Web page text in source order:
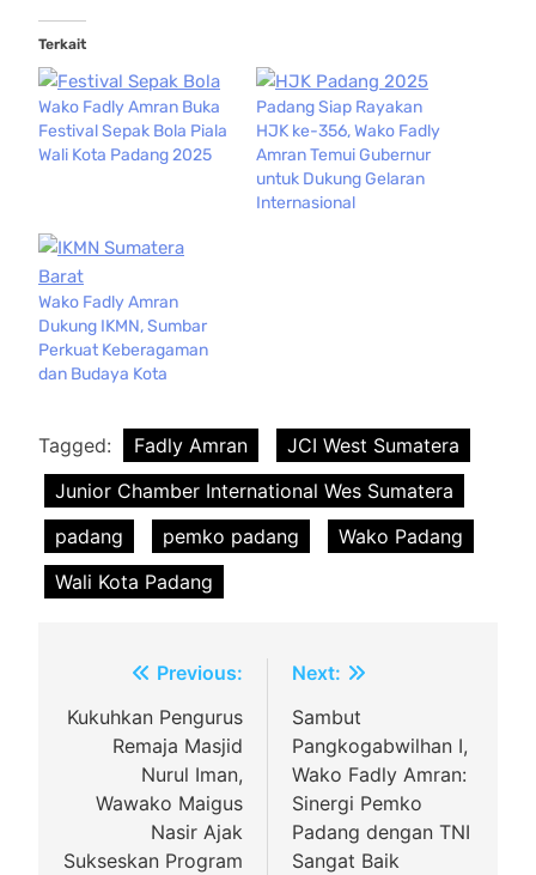
Terkait
Wako Fadly Amran Buka
Festival Sepak Bola Piala
Wali Kota Padang 2025
Padang Siap Rayakan
HJK ke-356, Wako Fadly
Amran Temui Gubernur
untuk Dukung Gelaran
Internasional
Wako Fadly Amran
Dukung IKMN, Sumbar
Perkuat Keberagaman
dan Budaya Kota
Tagged: Fadly Amran
JCI West Sumatera
Junior Chamber International Wes Sumatera
padang
pemko padang
Wako Padang
Wali Kota Padang
Navigasi
pos
Previous:
Kukuhkan Pengurus
Remaja Masjid
Nurul Iman,
Wawako Maigus
Nasir Ajak
Sukseskan Program
Next:
Sambut
Pangkogabwilhan I,
Wako Fadly Amran:
Sinergi Pemko
Padang dengan TNI
Sangat Baik